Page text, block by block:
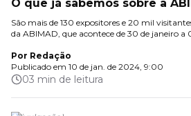
O que já sabemos sobre a
São mais de 130 expositores e 20 mil
da ABIMAD, que acontece de 30 de janeiro a
Por Redação
Publicado em 10 de jan. de 2024, 9:00
03 min de leitura